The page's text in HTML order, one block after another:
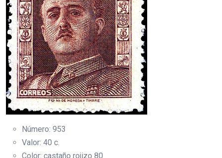
Número: 953
Valor: 40 c.
Color: castaño rojizo 80